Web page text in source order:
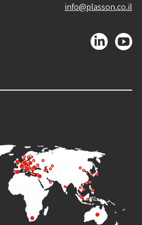
info@plasson.co.il